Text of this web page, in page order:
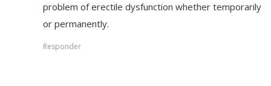
problem of erectile dysfunction whether temporarily
or permanently.
Responder